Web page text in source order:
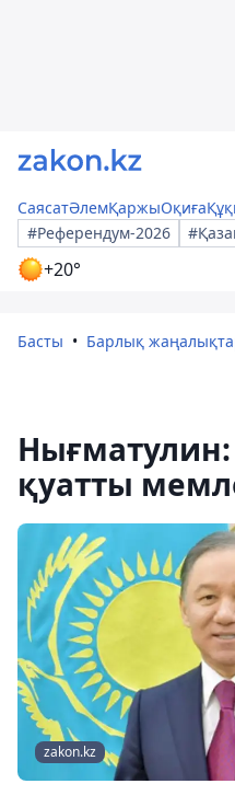
СаясатӘлемҚаржыОқиға
#Референдум-2026
+20°
Басты Барлық
Нығматулин:
қуатты
zakon.kz